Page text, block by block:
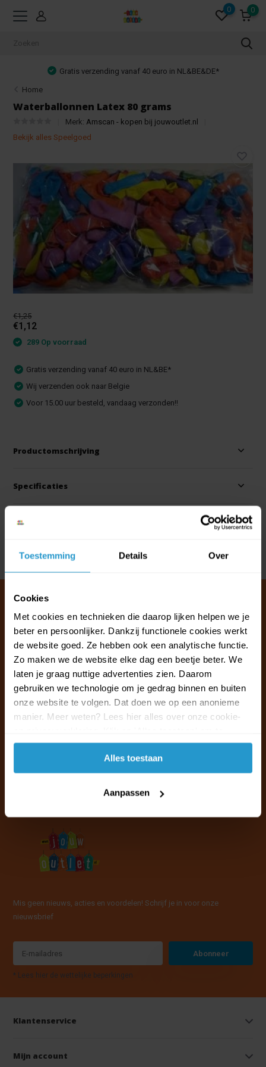
Toestemming Details Over
Cookies
Met cookies en technieken die daarop lijken helpen we je
beter en persoonlijker. Dankzij functionele cookies werkt
de website goed. Ze hebben ook een analytische functie.
Zo maken we de website elke dag een beetje beter. We
laten je graag nuttige advertenties zien. Daarom
gebruiken we technologie om je gedrag binnen en buiten
onze website te volgen. Dat doen we op een anonieme
manier. Meer weten? Lees hier alles over onze cookie-
accepteren.
Alles toestaan
Aanpassen
0 0
Gratis verzending vanaf 40 euro in NL&BE&DE*
Home
Waterballonnen Latex 80 grams
Merk: Amscan - kopen bij jouwoutlet.nl
Bekijk alles Speelgoed
€1,25
€1,12
289 Op voorraad
Gratis verzending vanaf 40 euro in NL&BE*
Wij verzenden ook naar Belgie
Voor 15.00 uur besteld, vandaag verzonden!!
Productomschrijving
Specificaties
Reviews
Delen
Klantenservice & FAQ
Wij staan voor u klaar.
Ma t/m vr van 09:30 - 16:00 telefonisch
+31 (0)13 785 62 41
Mis geen nieuws, acties en voordelen! Schrijf je in voor onze
nieuwsbrief
Abonneer
* Lees hier de wettelijke beperkingen
Klantenservice
Mijn account